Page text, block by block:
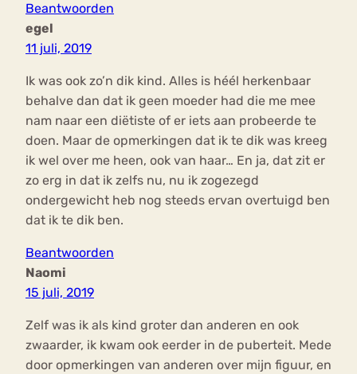
Beantwoorden
egel
11 juli, 2019
Ik was ook zo’n dik kind. Alles is héél herkenbaar
behalve dan dat ik geen moeder had die me mee
nam naar een diëtiste of er iets aan probeerde te
doen. Maar de opmerkingen dat ik te dik was kreeg
ik wel over me heen, ook van haar… En ja, dat zit er
zo erg in dat ik zelfs nu, nu ik zogezegd
ondergewicht heb nog steeds ervan overtuigd ben
dat ik te dik ben.
Beantwoorden
Naomi
15 juli, 2019
Zelf was ik als kind groter dan anderen en ook
zwaarder, ik kwam ook eerder in de puberteit. Mede
door opmerkingen van anderen over mijn figuur, en